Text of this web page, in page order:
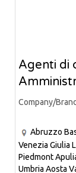
Agenti di
Company/
Abruzzo
Venezia Giulia
Piedmont
Umbria Aosta